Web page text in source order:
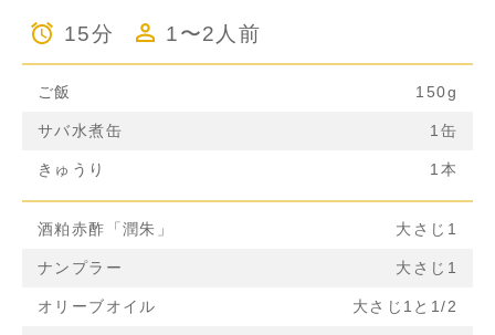
15分 1〜2人前
ご飯 150g
サバ水煮缶 1缶
きゅうり 1本
酒粕赤酢「潤朱」 大さじ1
ナンプラー 大さじ1
オリーブオイル 大さじ1と1/2